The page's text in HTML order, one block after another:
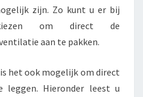
zijn. Zo kunt u er bij
om direct de
aan te pakken.
het ook mogelijk om direct
leggen. Hieronder leest u